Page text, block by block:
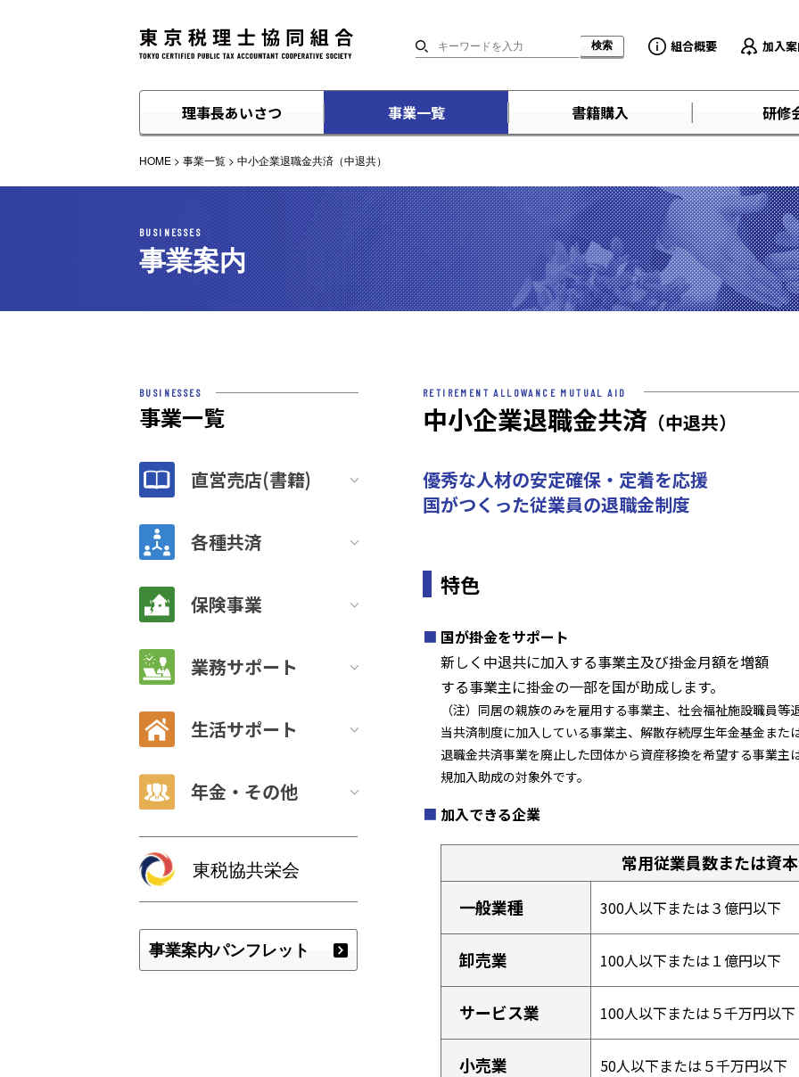
組合概要 加入
理事長あいさつ 事業一覧 書籍購入 研修
HOME > 事業一覧 > 中小企業退職金共済（中退共）
BUSINESSES
事業案内
BUSINESSES
事業一覧
直営売店(書籍)
各種共済
保険事業
業務サポート
生活サポート
年金・その他
東税協共栄会
事業案内パンフレット
RETIREMENT ALLOWANCE MUTUAL AID
中小企業退職金共済 （中退共）
優秀な人材の安定確保・定着を応援
国がつくった従業員の退職金制度
特色
国が掛金をサポート
新しく中退共に加入する事業主及び掛金月額を増額
する事業主に掛金の一部を国が助成します。
（注）同居の親族のみを雇用する事業主、社会福祉施設職員等
当共済制度に加入している事業主、解散存続厚生年金基金また
退職金共済事業を廃止した団体から資産移換を希望する事業主
規加入助成の対象外です。
加入できる企業
常用従業員数または資
一般業種
300人以下または３億円以下
卸売業 100人以下または１億円以下
サービス業 100人以下または５千万円以下
小売業 50人以下または５千万円以下